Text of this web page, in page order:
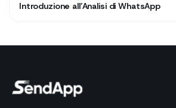
Introduzione all’Analisi di WhatsApp